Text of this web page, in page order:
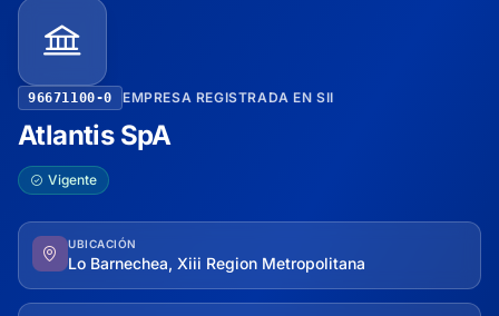
96671100-0 EMPRESA REGISTRADA EN SII
Atlantis SpA
Vigente
UBICACIÓN
Lo Barnechea, Xiii Region Metropolitana